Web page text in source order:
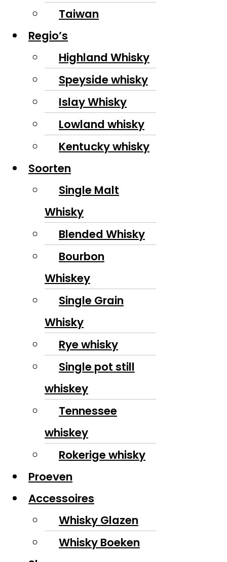
Taiwan
Regio’s
Highland Whisky
Speyside whisky
Islay Whisky
Lowland whisky
Kentucky whisky
Soorten
Single Malt
Whisky
Blended Whisky
Bourbon
Whiskey
Single Grain
Whisky
Rye whisky
Single pot still
whiskey
Tennessee
whiskey
Rokerige whisky
Proeven
Accessoires
Whisky Glazen
Whisky Boeken